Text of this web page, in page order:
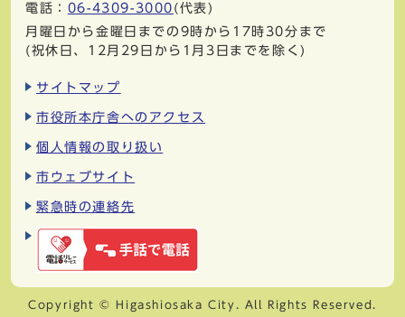
電話： 06-4309-3000 (代表)
月曜日から金曜日までの9時から17時30分まで
(祝休日、12月29日から1月3日までを除く)
サイトマップ
市役所本庁舎へのアクセス
個人情報の取り扱い
市ウェブサイト
緊急時の連絡先
Copyright © Higashiosaka City. All Rights Reserved.